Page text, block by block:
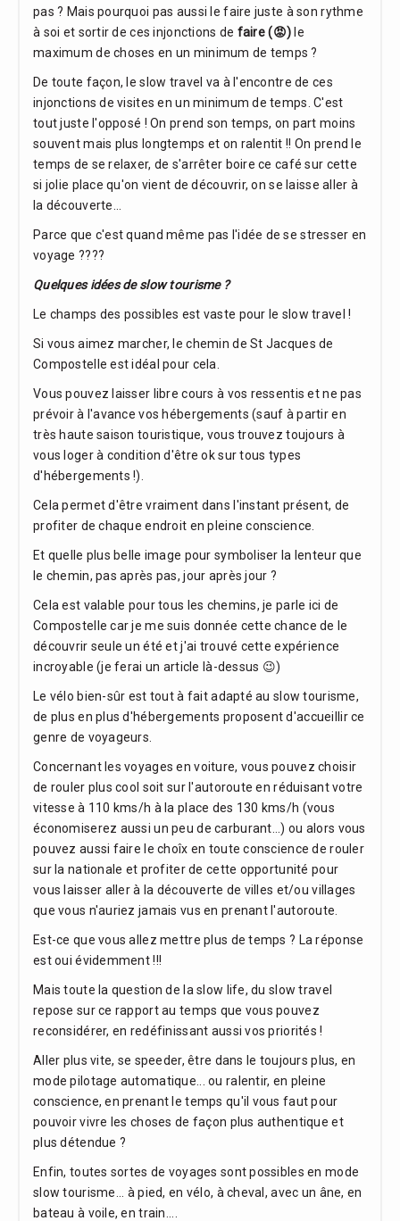
pas ? Mais pourquoi pas aussi le faire juste à son rythme
à soi et sortir de ces injonctions de faire (😡) le
maximum de choses en un minimum de temps ?
De toute façon, le slow travel va à l'encontre de ces
injonctions de visites en un minimum de temps. C'est
tout juste l'opposé ! On prend son temps, on part moins
souvent mais plus longtemps et on ralentit !! On prend le
temps de se relaxer, de s'arrêter boire ce café sur cette
si jolie place qu'on vient de découvrir, on se laisse aller à
la découverte...
Parce que c'est quand même pas l'idée de se stresser en
voyage ????
Quelques idées de slow tourisme ?
Le champs des possibles est vaste pour le slow travel !
Si vous aimez marcher, le chemin de St Jacques de
Compostelle est idéal pour cela.
Vous pouvez laisser libre cours à vos ressentis et ne pas
prévoir à l'avance vos hébergements (sauf à partir en
très haute saison touristique, vous trouvez toujours à
vous loger à condition d'être ok sur tous types
d'hébergements !).
Cela permet d'être vraiment dans l'instant présent, de
profiter de chaque endroit en pleine conscience.
Et quelle plus belle image pour symboliser la lenteur que
le chemin, pas après pas, jour après jour ?
Cela est valable pour tous les chemins, je parle ici de
Compostelle car je me suis donnée cette chance de le
découvrir seule un été et j'ai trouvé cette expérience
incroyable (je ferai un article là-dessus 😉)
Le vélo bien-sûr est tout à fait adapté au slow tourisme,
de plus en plus d'hébergements proposent d'accueillir ce
genre de voyageurs.
Concernant les voyages en voiture, vous pouvez choisir
de rouler plus cool soit sur l'autoroute en réduisant votre
vitesse à 110 kms/h à la place des 130 kms/h (vous
économiserez aussi un peu de carburant...) ou alors vous
pouvez aussi faire le choîx en toute conscience de rouler
sur la nationale et profiter de cette opportunité pour
vous laisser aller à la découverte de villes et/ou villages
que vous n'auriez jamais vus en prenant l'autoroute.
Est-ce que vous allez mettre plus de temps ? La réponse
est oui évidemment !!!
Mais toute la question de la slow life, du slow travel
repose sur ce rapport au temps que vous pouvez
reconsidérer, en redéfinissant aussi vos priorités !
Aller plus vite, se speeder, être dans le toujours plus, en
mode pilotage automatique... ou ralentir, en pleine
conscience, en prenant le temps qu'il vous faut pour
pouvoir vivre les choses de façon plus authentique et
plus détendue ?
Enfin, toutes sortes de voyages sont possibles en mode
slow tourisme... à pied, en vélo, à cheval, avec un âne, en
bateau à voile, en train....